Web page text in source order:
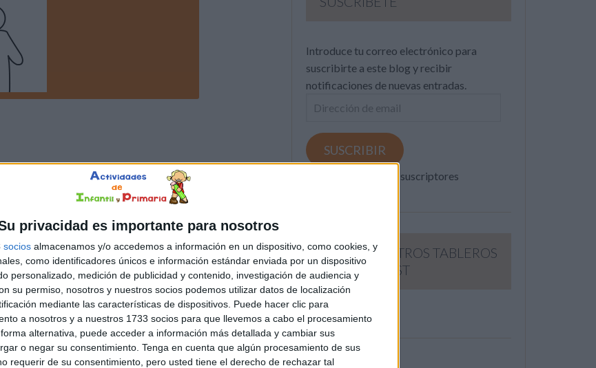
privacidad es importante para nosotros
socios almacenamos y/o accedemos a información en un dispositivo, como cookies, y
como identificadores únicos e información estándar enviada por un dispositivo
personalizado, medición de publicidad y contenido, investigación de audiencia y
su permiso, nosotros y nuestros socios podemos utilizar datos de localización
mediante las características de dispositivos. Puede hacer clic para
a nosotros y a nuestros 1733 socios para que llevemos a cabo el procesamiento
alternativa, puede acceder a información más detallada y cambiar sus
o negar su consentimiento. Tenga en cuenta que algún procesamiento de sus
requerir de su consentimiento, pero usted tiene el derecho de rechazar tal
Introduce tu correo electrónico para
suscribirte a este blog y recibir
notificaciones de nuevas entradas.
Dirección
email
SUSCRIBIR
Únete a otros 371K suscriptores
SIGUE NUESTROS TABLEROS
EN PINTEREST